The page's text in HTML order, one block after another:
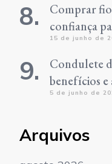
Comprar
confiança
15 de junho de
Condulete
benefícios e
5 de junho de
Arquivos